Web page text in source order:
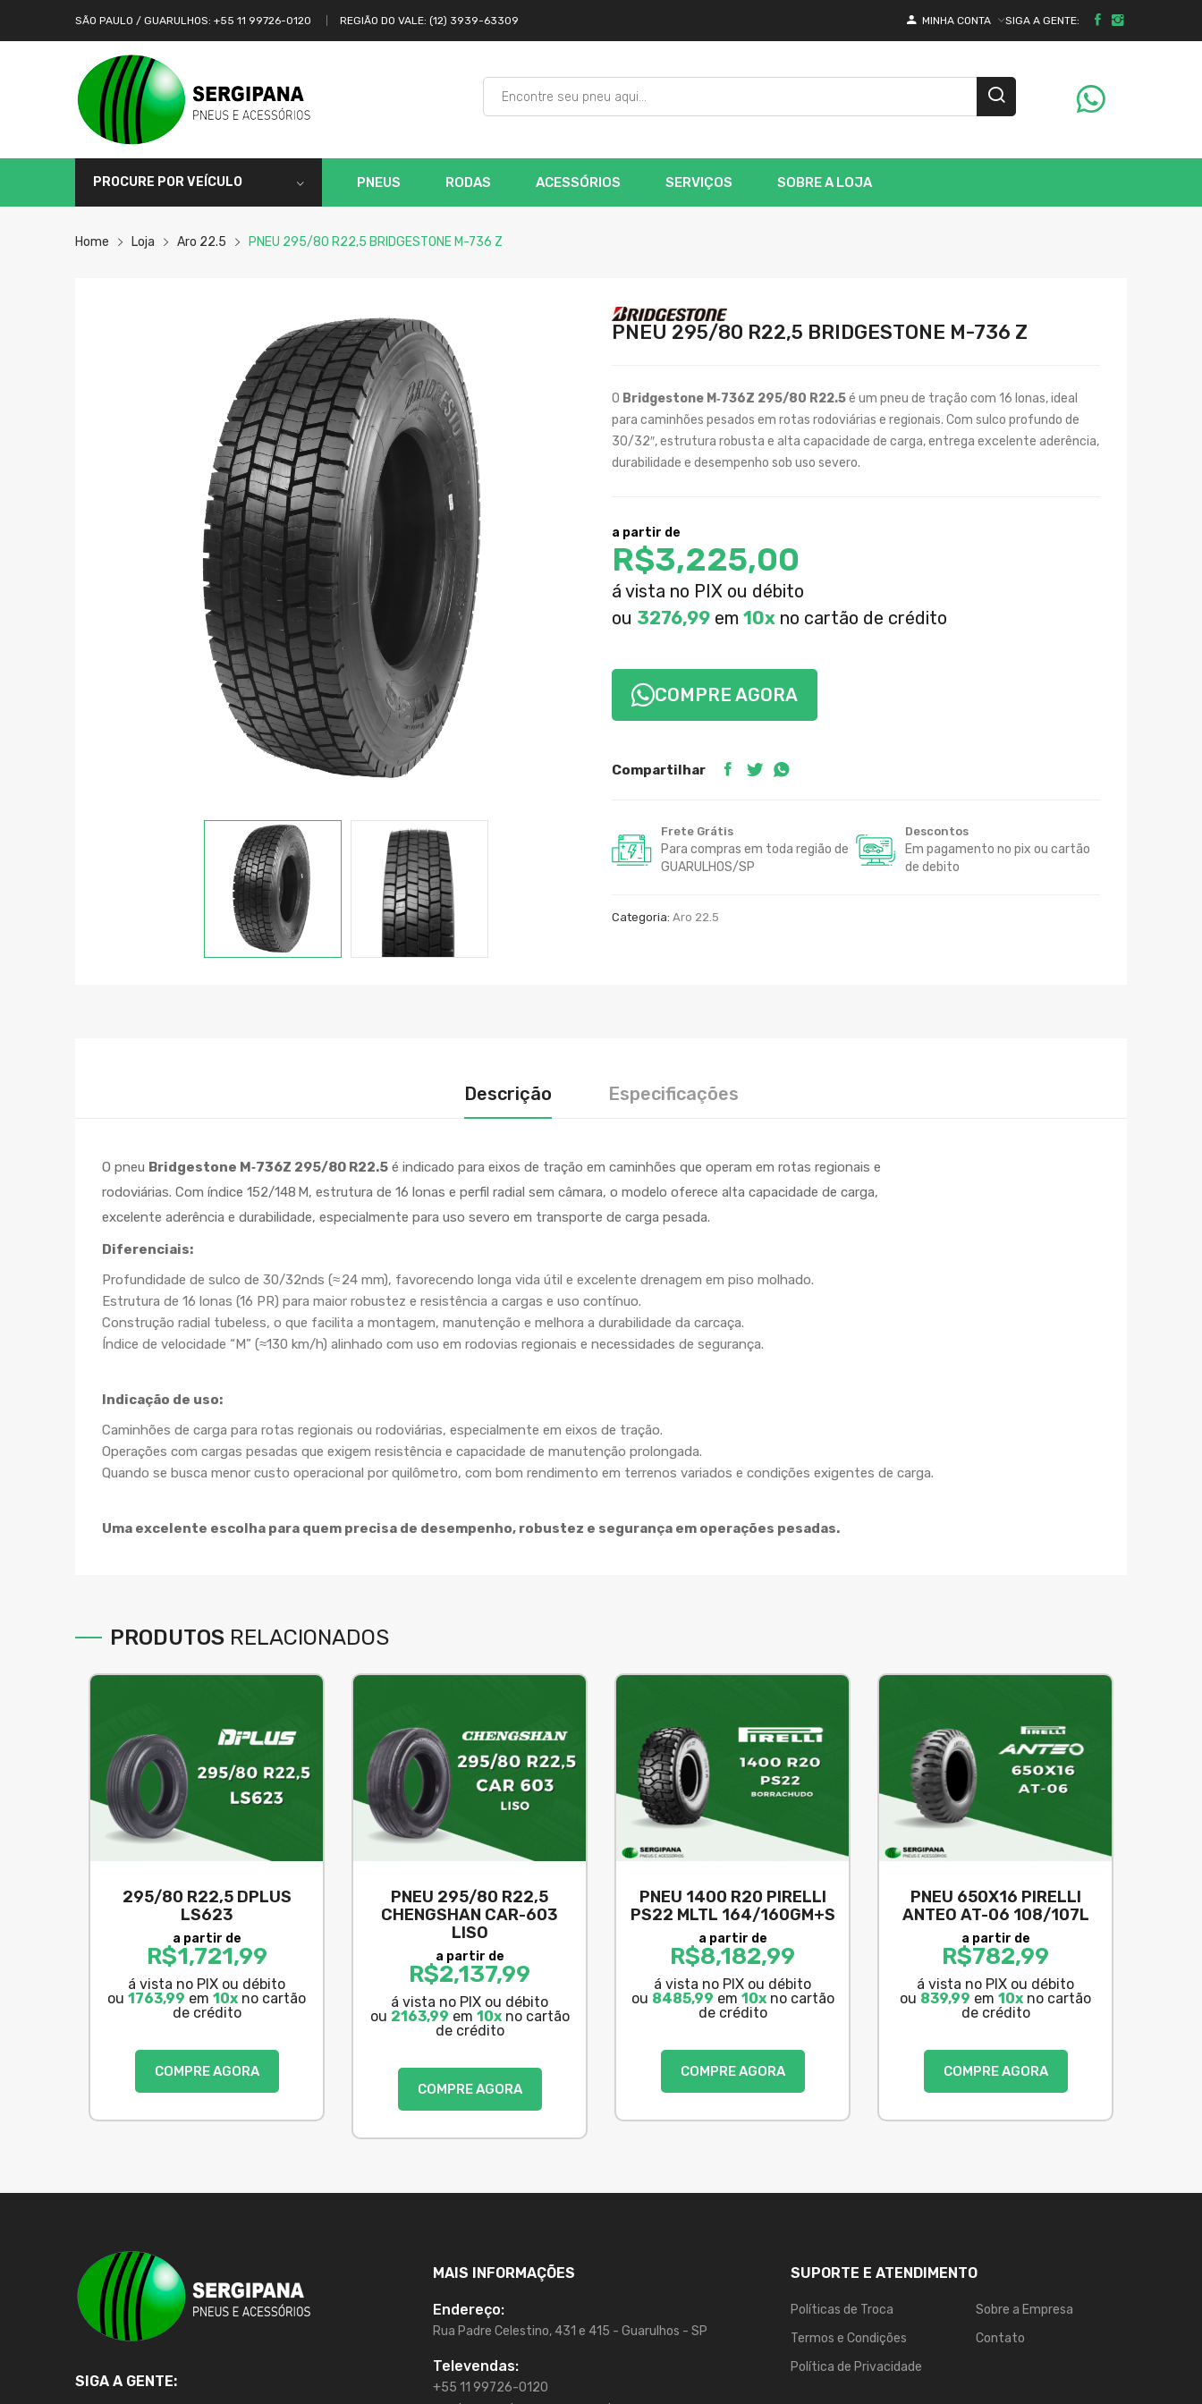
SÃO PAULO / GUARULHOS: +55 11 99726-0120 REGIÃO DO VALE: (12) 3939-63309 MINHA CONTA SIGA A GENTE:
PROCURE POR VEÍCULO PNEUS RODAS ACESSÓRIOS SERVIÇOS SOBRE A LOJA
Home Loja Aro 22.5 PNEU 295/80 R22,5 BRIDGESTONE M-736 Z
PNEU 295/80 R22,5 BRIDGESTONE M-736 Z
O Bridgestone M‑736Z 295/80 R22.5é um pneu de tração com 16 lonas, ideal
para caminhões pesados em rotas rodoviárias e regionais. Com sulco profundo de
30/32″, estrutura robusta e alta capacidade de carga, entrega excelente aderência,
durabilidade e desempenho sob uso severo.
a partir de
R$3,225,00
á vista no PIX ou débito
ou 3276,99 em 10x no cartão de crédito
COMPRE AGORA
Compartilhar
Frete Grátis
Para compras em toda região de
GUARULHOS/SP
Descontos
Em pagamento no pix ou cartão
de debito
Categoria: Aro 22.5
Descrição Especificações
O pneu Bridgestone M‑736Z 295/80 R22.5 é indicado para eixos de tração em caminhões que operam em rotas regionais e
rodoviárias. Com índice 152/148 M, estrutura de 16 lonas e perfil radial sem câmara, o modelo oferece alta capacidade de carga,
excelente aderência e durabilidade, especialmente para uso severo em transporte de carga pesada.
Diferenciais:
Profundidade de sulco de 30/32nds (≈ 24 mm), favorecendo longa vida útil e excelente drenagem em piso molhado.
Estrutura de 16 lonas (16 PR) para maior robustez e resistência a cargas e uso contínuo.
Construção radial tubeless, o que facilita a montagem, manutenção e melhora a durabilidade da carcaça.
Índice de velocidade “M” (≈130 km/h) alinhado com uso em rodovias regionais e necessidades de segurança.
Indicação de uso:
Caminhões de carga para rotas regionais ou rodoviárias, especialmente em eixos de tração.
Operações com cargas pesadas que exigem resistência e capacidade de manutenção prolongada.
Quando se busca menor custo operacional por quilômetro, com bom rendimento em terrenos variados e condições exigentes de carga.
Uma excelente escolha para quem precisa de desempenho, robustez e segurança em operações pesadas.
PRODUTOS RELACIONADOS
295/80 R22,5 DPLUS
LS623
a partir de
R$1,721,99
á vista no PIX ou débito
ou 1763,99 em 10x no cartão
de crédito
COMPRE AGORA
PNEU 295/80 R22,5
CHENGSHAN CAR-603
LISO
a partir de
R$2,137,99
á vista no PIX ou débito
ou 2163,99 em 10xno cartão
de crédito
COMPRE AGORA
PNEU 1400 R20 PIRELLI
PS22 MLTL 164/160GM+S
a partir de
R$8,182,99
á vista no PIX ou débito
ou 8485,99 em 10xno cartão
de crédito
COMPRE AGORA
PNEU 650X16 PIRELLI
ANTEO AT-06 108/107L
a partir de
R$782,99
á vista no PIX ou débito
ou 839,99 em 10x no cartão
de crédito
COMPRE AGORA
SIGA A GENTE:
MAIS INFORMAÇÕES
Endereço:
Rua Padre Celestino, 431 e 415 - Guarulhos - SP
Televendas:
+55 11 99726-0120
SUPORTE E ATENDIMENTO
Políticas de Troca
Termos e Condições
Política de Privacidade
Sobre a Empresa
Contato